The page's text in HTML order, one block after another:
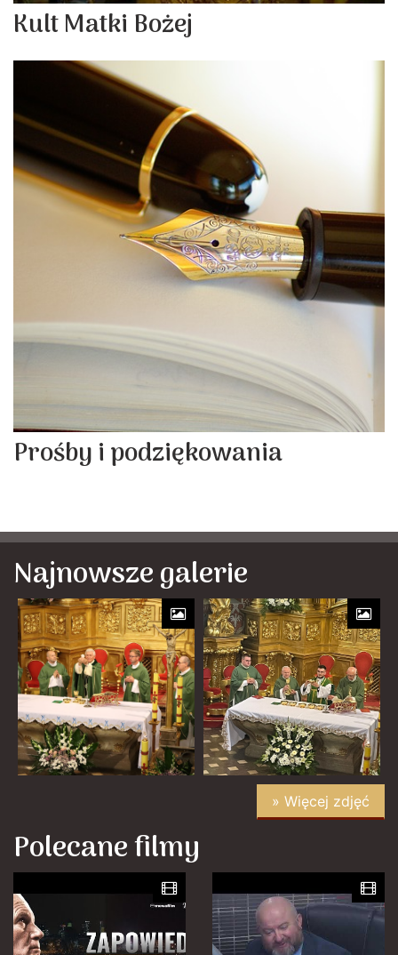
Kult Matki Bożej
Prośby i podziękowania
Najnowsze galerie
» Więcej zdjęć
Polecane filmy